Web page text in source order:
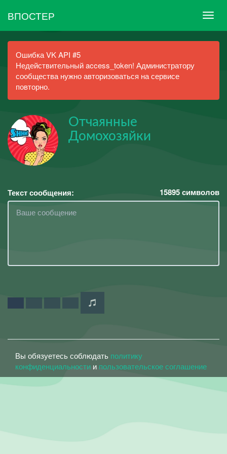
ВПОСТЕР
Ошибка VK API #5
Недействительный access_token! Администратору
сообщества нужно авторизоваться на сервисе
повторно.
Отчаянные
Домохозяйки
Текст сообщения: 15895символов
Вы обязуетесь соблюдать политику
конфиденциальности и пользовательское соглашение